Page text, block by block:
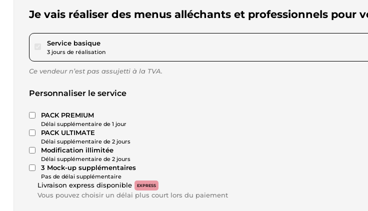
Je vais réaliser des menus alléchants et professionnels pour
Service basiquepour 23,12 $US
3 jours de réalisation
Ce vendeur n’est pas assujetti à la TVA.
Personnaliser le service
PACK PREMIUM
Délai supplémentaire de 1 jour
PACK ULTIMATE
Délai supplémentaire de 2 jours
Modification illimitée
Délai supplémentaire de 2 jours
3 Mock-up supplémentaires
Pas de délai supplémentaire
Livraison express disponible EXPRESS
Vous pouvez choisir un délai plus court lors du paiement